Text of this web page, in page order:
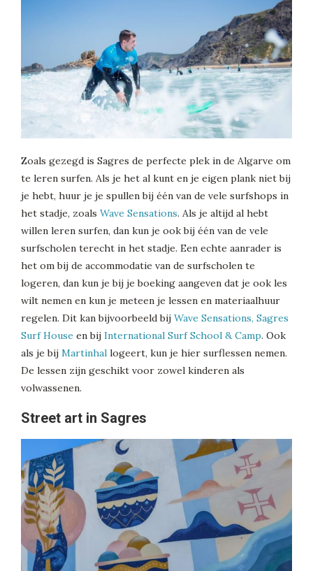
Zoals gezegd is Sagres de perfecte plek in de Algarve om
te leren surfen. Als je het al kunt en je eigen plank niet bij
je hebt, huur je je spullen bij één van de vele surfshops in
het stadje, zoals Wave Sensations. Als je altijd al hebt
willen leren surfen, dan kun je ook bij één van de vele
surfscholen terecht in het stadje. Een echte aanrader is
het om bij de accommodatie van de surfscholen te
logeren, dan kun je bij je boeking aangeven dat je ook les
wilt nemen en kun je meteen je lessen en materiaalhuur
regelen. Dit kan bijvoorbeeld bij Wave Sensations, Sagres
Surf House en bij International Surf School & Camp. Ook
als je bij Martinhal logeert, kun je hier surflessen nemen.
De lessen zijn geschikt voor zowel kinderen als
volwassenen.
Street art in Sagres